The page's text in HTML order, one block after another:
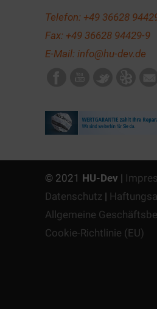
Telefon: +49 36628
Fax: +49 36628 94429-9
E-Mail: info@hu-dev.de
© 2021 HU-Dev |
Datenschutz |
Allgemeine
Cookie-Richtlinie (EU)